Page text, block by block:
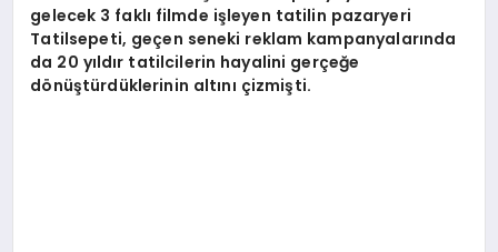
gelecek 3 faklı filmde işleyen tatilin pazaryeri
Tatilsepeti, geçen seneki reklam kampanyalarında
da 20 yıldır tatilcilerin hayalini gerçeğe
dönüştürdüklerinin altını çizmişti.